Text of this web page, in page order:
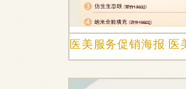
医美服务促销海报 医